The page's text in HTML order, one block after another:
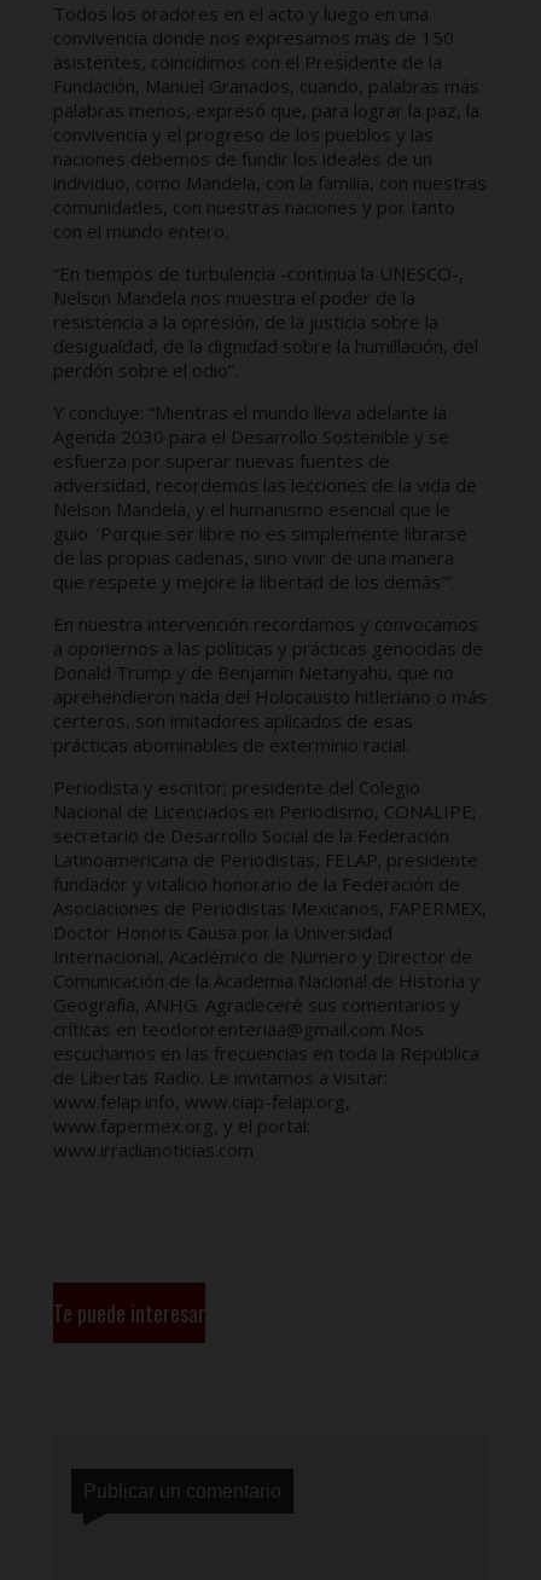
Todos los oradores en el acto y luego en una
convivencia donde nos expresamos más de 150
asistentes, coincidimos con el Presidente de la
Fundación, Manuel Granados, cuando, palabras más
palabras menos, expresó que, para lograr la paz, la
convivencia y el progreso de los pueblos y las
naciones debemos de fundir los ideales de un
individuo, como Mandela, con la familia, con nuestras
comunidades, con nuestras naciones y por tanto
con el mundo entero.
“En tiempos de turbulencia -continua la UNESCO-,
Nelson Mandela nos muestra el poder de la
resistencia a la opresión, de la justicia sobre la
desigualdad, de la dignidad sobre la humillación, del
perdón sobre el odio”.
Y concluye: “Mientras el mundo lleva adelante la
Agenda 2030 para el Desarrollo Sostenible y se
esfuerza por superar nuevas fuentes de
adversidad, recordemos las lecciones de la vida de
Nelson Mandela, y el humanismo esencial que le
guio: ‘Porque ser libre no es simplemente librarse
de las propias cadenas, sino vivir de una manera
que respete y mejore la libertad de los demás’”.
En nuestra intervención recordamos y convocamos
a oponernos a las políticas y prácticas genocidas de
Donald Trump y de Benjamín Netanyahu, que no
aprehendieron nada del Holocausto hitleriano o más
certeros, son imitadores aplicados de esas
prácticas abominables de exterminio racial.
Periodista y escritor; presidente del Colegio
Nacional de Licenciados en Periodismo, CONALIPE;
secretario de Desarrollo Social de la Federación
Latinoamericana de Periodistas, FELAP; presidente
fundador y vitalicio honorario de la Federación de
Asociaciones de Periodistas Mexicanos, FAPERMEX,
Doctor Honoris Causa por la Universidad
Internacional, Académico de Número y Director de
Comunicación de la Academia Nacional de Historia y
Geografía, ANHG. Agradeceré sus comentarios y
críticas en teodororenteriaa@gmail.com Nos
escuchamos en las frecuencias en toda la República
de Libertas Radio. Le invitamos a visitar:
www.felap.info, www.ciap-felap.org,
www.fapermex.org, y el portal:
www.irradianoticias.com
Te puede interesar
Publicar un comentario